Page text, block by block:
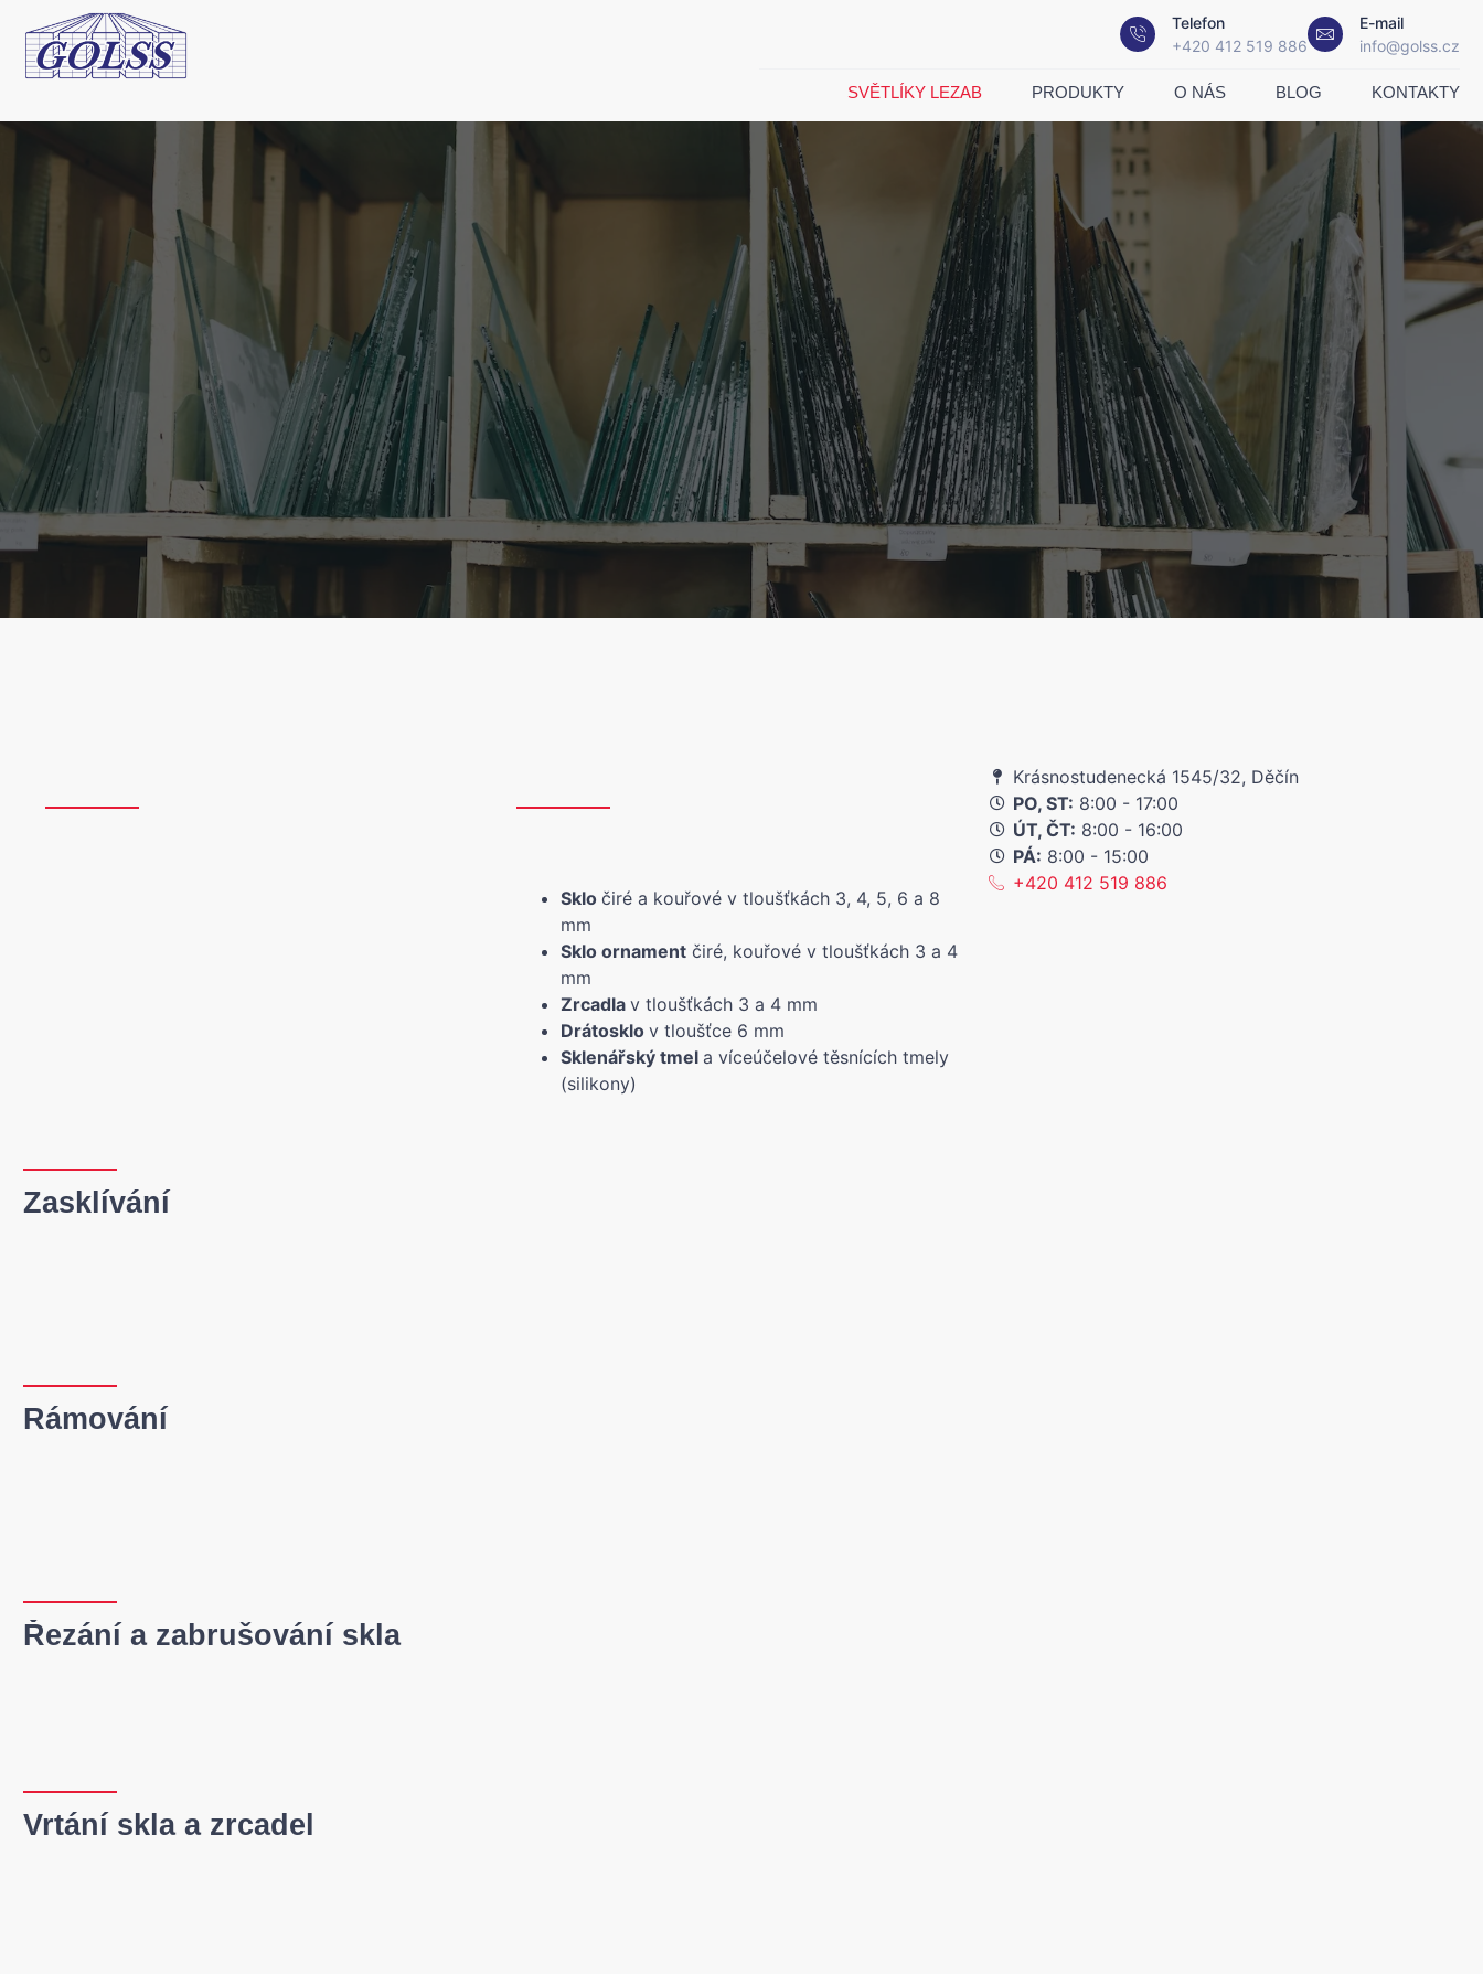
E-mail
info@golss.cz
Telefon
+420 412 519 886
SVĚTLÍKY LEZAB PRODUKTY O NÁS BLOG KONTAKTY
Skločiré a kouřové v tloušťkách 3, 4, 5, 6 a 8
mm
Sklo ornament čiré, kouřové v tloušťkách 3 a 4
mm
Zrcadlav tloušťkách 3 a 4 mm
Drátosklov tloušťce 6 mm
Sklenářský tmela víceúčelové těsnících tmely
(silikony)
Krásnostudenecká 1545/32, Děčín
PO, ST: 8:00 - 17:00
ÚT, ČT: 8:00 - 16:00
PÁ: 8:00 - 15:00
+420 412 519 886
Zasklívání
Rámování
Řezání a zabrušování skla
Vrtání skla a zrcadel